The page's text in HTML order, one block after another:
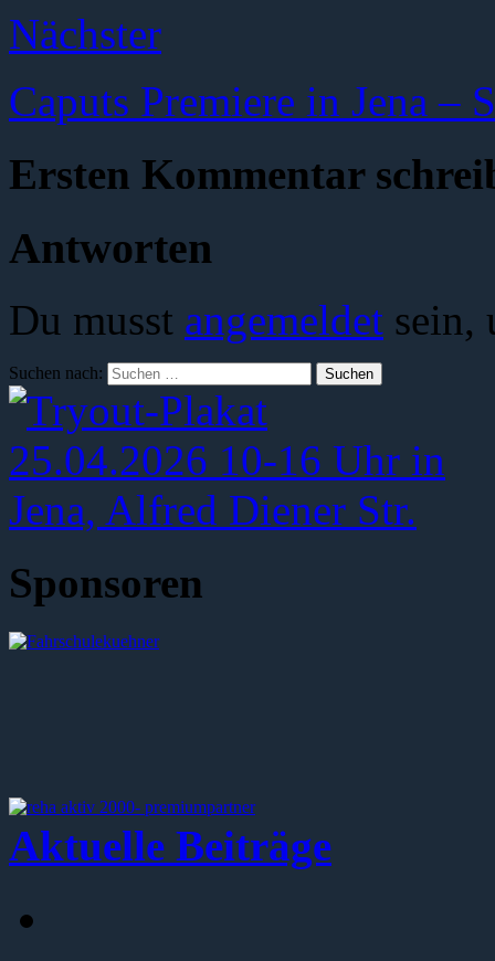
Nächster
Caputs Premiere in Jena –
Ersten Kommentar
Antworten
Du musst angemeldet sein,
Suchen nach:
Sponsoren
Aktuelle Beiträge